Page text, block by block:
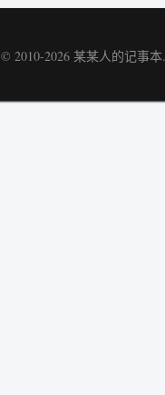
© 2010-2026 某某人的记事本